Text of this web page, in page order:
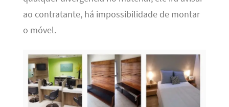
ao contratante, há impossibilidade de montar
o móvel.